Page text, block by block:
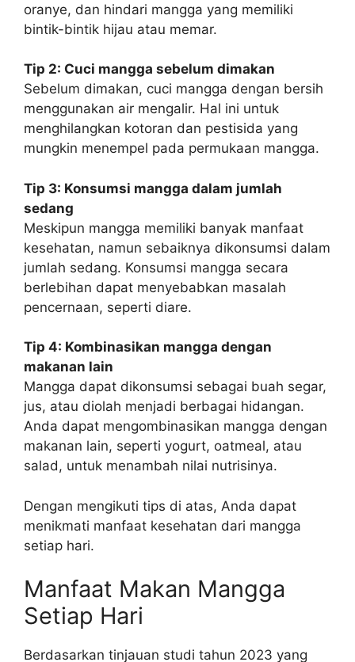
oranye, dan hindari mangga yang memiliki
bintik-bintik hijau atau memar.
Tip 2: Cuci mangga sebelum dimakan
Sebelum dimakan, cuci mangga dengan bersih
menggunakan air mengalir. Hal ini untuk
menghilangkan kotoran dan pestisida yang
mungkin menempel pada permukaan mangga.
Tip 3: Konsumsi mangga dalam jumlah
sedang
Meskipun mangga memiliki banyak manfaat
kesehatan, namun sebaiknya dikonsumsi dalam
jumlah sedang. Konsumsi mangga secara
berlebihan dapat menyebabkan masalah
pencernaan, seperti diare.
Tip 4: Kombinasikan mangga dengan
makanan lain
Mangga dapat dikonsumsi sebagai buah segar,
jus, atau diolah menjadi berbagai hidangan.
Anda dapat mengombinasikan mangga dengan
makanan lain, seperti yogurt, oatmeal, atau
salad, untuk menambah nilai nutrisinya.
Dengan mengikuti tips di atas, Anda dapat
menikmati manfaat kesehatan dari mangga
setiap hari.
Manfaat Makan Mangga
Setiap Hari
Berdasarkan tinjauan studi tahun 2023 yang